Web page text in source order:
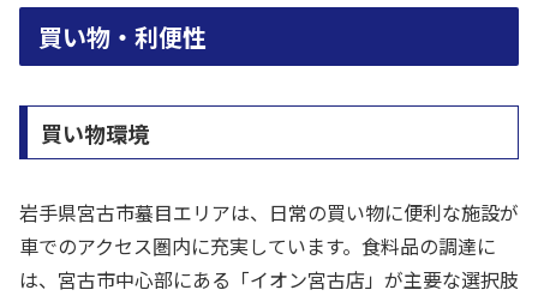
買い物・利便性
買い物環境
岩手県宮古市蟇目エリアは、日常の買い物に便利な施設が
車でのアクセス圏内に充実しています。食料品の調達に
は、宮古市中心部にある「イオン宮古店」が主要な選択肢